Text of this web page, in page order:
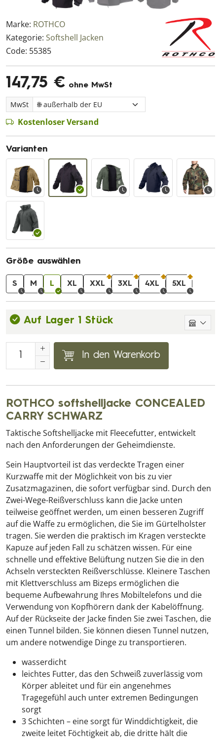
Marke: ROTHCO
Kategorie: Softshell Jacken
Code: 55385
147,75 € ohne MwSt
MwSt
Kostenloser Versand
Varianten
Größe auswählen
S M L XL XXL 3XL 4XL 5XL
Auf Lager 1 Stück
In den Warenkorb
ROTHCO softshelljacke CONCEALED
CARRY SCHWARZ
Taktische Softshelljacke mit Fleecefutter, entwickelt
nach den Anforderungen der Geheimdienste.
Sein Hauptvorteil ist das verdeckte Tragen einer
Kurzwaffe mit der Möglichkeit von bis zu vier
Zusatzmagazinen, die sofort verfügbar sind. Durch den
Zwei-Wege-Reißverschluss kann die Jacke unten
teilweise geöffnet werden, um einen besseren Zugriff
auf die Waffe zu ermöglichen, die Sie im Gürtelholster
tragen. Sie werden die praktisch im Kragen versteckte
Kapuze auf jeden Fall zu schätzen wissen. Für eine
schnelle und effektive Belüftung nutzen Sie die in den
Achseln versteckten Reißverschlüsse. Kleinere Taschen
mit Klettverschluss am Bizeps ermöglichen die
bequeme Aufbewahrung Ihres Mobiltelefons und die
Verwendung von Kopfhörern dank der Kabelöffnung.
Auf der Rückseite der Jacke finden Sie zwei Taschen, die
einen Tunnel bilden. Sie können diesen Tunnel nutzen,
um andere notwendige Dinge zu transportieren.
wasserdicht
leichtes Futter, das den Schweiß zuverlässig vom
Körper ableitet und für ein angenehmes
Tragegefühl auch unter extremen Bedingungen
sorgt
3 Schichten – eine sorgt für Winddichtigkeit, die
zweite leitet Föchtigkeit ab, die dritte hält die